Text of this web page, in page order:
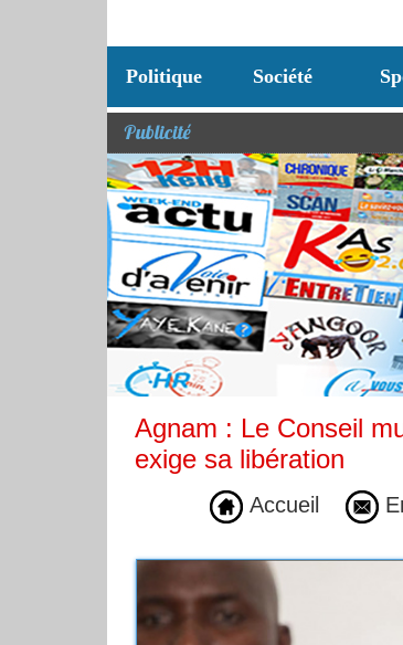
Politique Société
Publicité
Agnam : Le Conseil
exige sa libération
Accueil